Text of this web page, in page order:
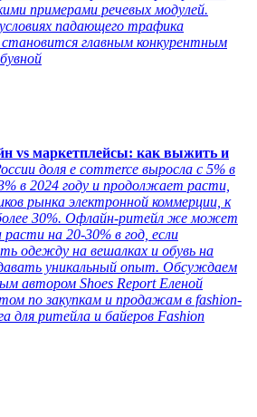
примерами речевых модулей.
падающего трафика
становится главным конкурентным
vs маркетплейсы: как выжить и
доля e commerce выросла с 5% в
в 2024 году и продолжает расти,
рынка электронной коммерции, к
30%. Офлайн-ритейл же может
на 20-30% в год, если
одежду на вешалках и обувь на
уникальный опыт. Обсуждаем
автором Shoes Report Еленой
по закупкам и продажам в fashion-
для ритейла и байеров Fashion